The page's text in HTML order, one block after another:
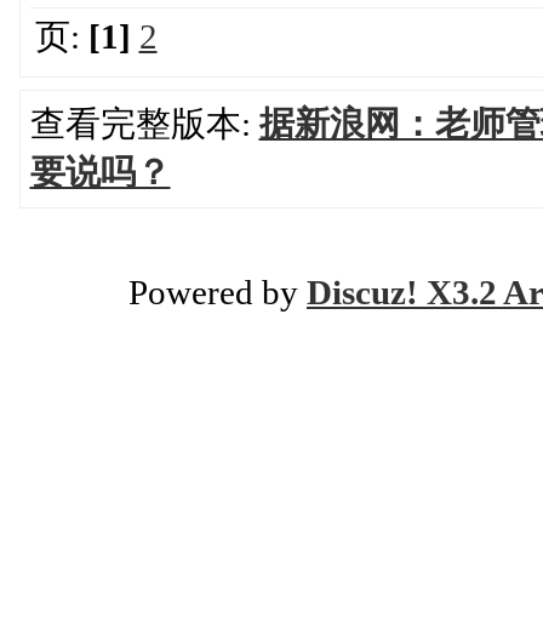
页: [1] 2
查看完整版本: 据新浪网：老师
要说吗？
Powered by Discuz! X3.2